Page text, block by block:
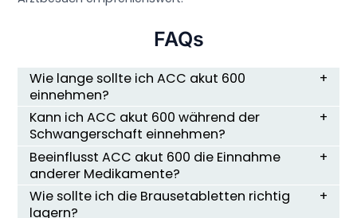
FAQs
Wie lange sollte ich ACC akut 600
einnehmen?
Kann ich ACC akut 600 während der
Schwangerschaft einnehmen?
Beeinflusst ACC akut 600 die Einnahme
anderer Medikamente?
Wie sollte ich die Brausetabletten richtig
lagern?